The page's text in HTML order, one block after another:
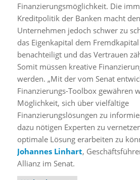
Finanzierungsmöglichkeit. Die
Kreditpolitik der Banken macht
Unternehmen jedoch schwer zu
das Eigenkapital dem
benachteiligt und das Vertrauen
Somit müssen kreative
werden. „Mit der vom Senat
Finanzierungs-Toolbox gewähren
Möglichkeit, sich über vielfältige
Finanzierungslösungen zu
dazu nötigen Experten zu
optimale Lösung erarbeiten zu
Johannes Linhart,
Allianz im Senat.